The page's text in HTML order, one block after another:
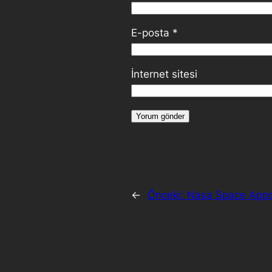
E-posta *
İnternet sitesi
← Önceki: Nasa Space